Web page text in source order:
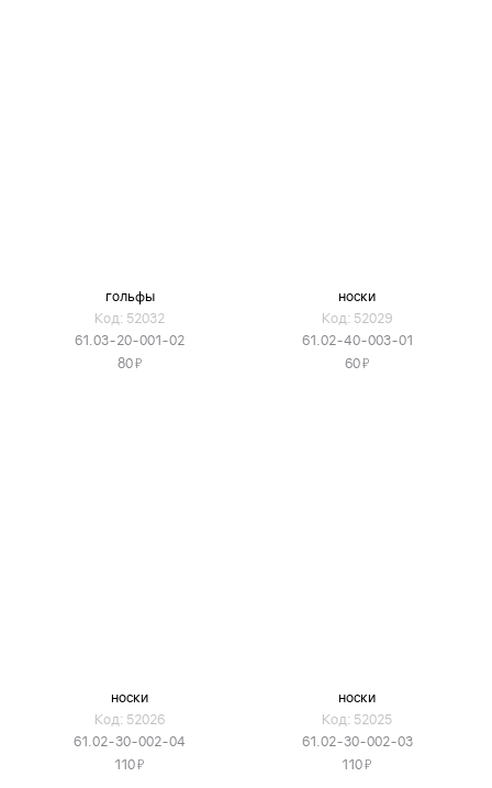
гольфы
Код: 52032
61.03-20-001-02
80Я
носки
Код: 52029
61.02-40-003-01
60Я
носки
Код: 52026
61.02-30-002-04
110Я
носки
Код: 52025
61.02-30-002-03
110Я